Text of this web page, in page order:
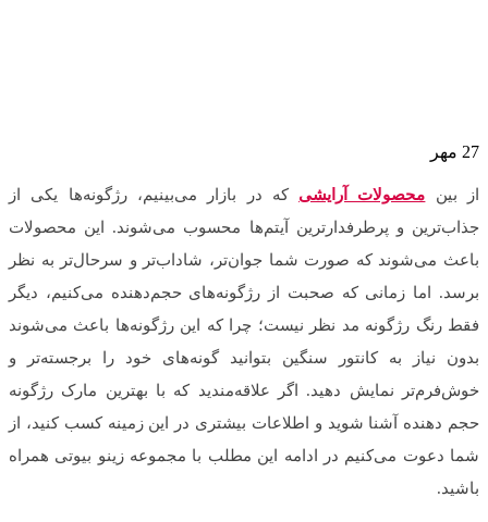
27 مهر
از بین محصولات آرایشی که در بازار می‌بینیم، رژگونه‌ها یکی از
جذاب‌ترین و پرطرفدارترین آیتم‌ها محسوب می‌شوند. این محصولات
باعث می‌شوند که صورت شما جوان‌تر، شاداب‌تر و سرحال‌تر به نظر
برسد. اما زمانی که صحبت از رژگونه‌های حجم‌دهنده می‌کنیم، دیگر
فقط رنگ رژگونه مد نظر نیست؛ چرا که این رژگونه‌ها باعث می‌شوند
بدون نیاز به کانتور سنگین بتوانید گونه‌های خود را برجسته‌تر و
خوش‌فرم‌تر نمایش دهید. اگر علاقه‌مندید که با بهترین مارک رژگونه
حجم دهنده آشنا شوید و اطلاعات بیشتری در این زمینه کسب کنید، از
شما دعوت می‌کنیم در ادامه این مطلب با مجموعه زینو بیوتی همراه
باشید.